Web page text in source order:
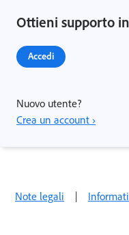
Ottieni supporto
Accedi
Nuovo utente?
Crea un account ›
Note legali |